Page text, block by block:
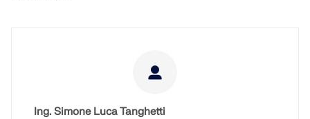
Ing. Simone Luca Tanghetti